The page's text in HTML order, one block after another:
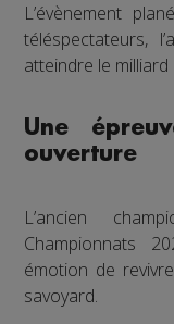
L’évènement
téléspectateurs,
atteindre le
Une
ouverture
L’ancien
Championnats
émotion de
savoyard.